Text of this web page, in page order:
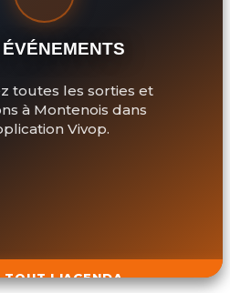
toutes les sorties et
à Montenois dans
Vivop.
TOUT L'AGENDA